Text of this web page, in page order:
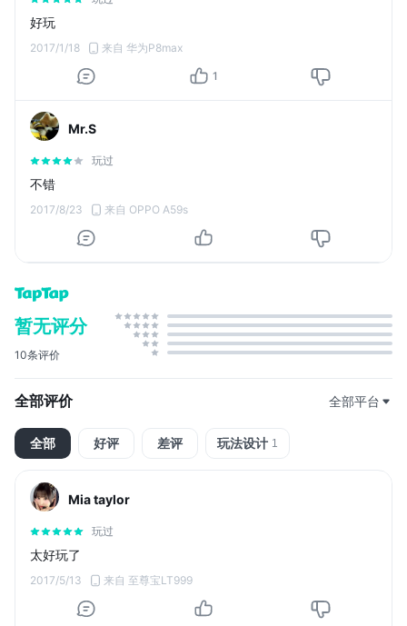
好玩
2017/1/18 来自 华为P8max
1
Mr.S
玩过
不错
2017/8/23 来自 OPPO A59s
暂无评分
10条评价
全部评价 全部平台
全部 好评 差评 玩法设计 1
Mia taylor
玩过
太好玩了
2017/5/13 来自 至尊宝LT999